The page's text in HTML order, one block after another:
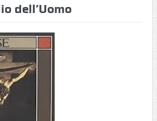
dell’Uomo